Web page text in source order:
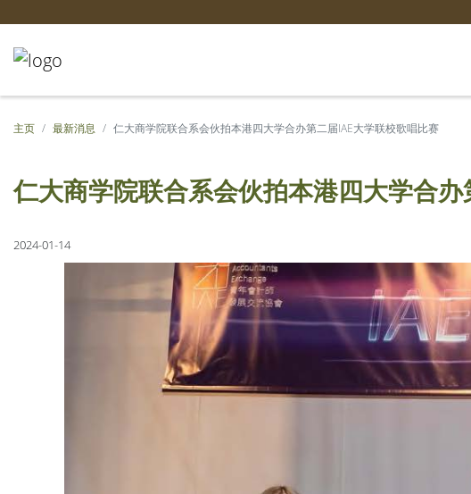
主页 最新消息 仁大商学院联合系会伙拍本港四大学合办第二届IAE大学联校歌唱比赛
仁大商学院联合系会伙拍本港四大学合
2024-01-14